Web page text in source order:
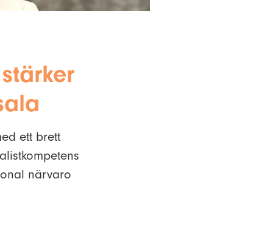
ett brett
närvaro